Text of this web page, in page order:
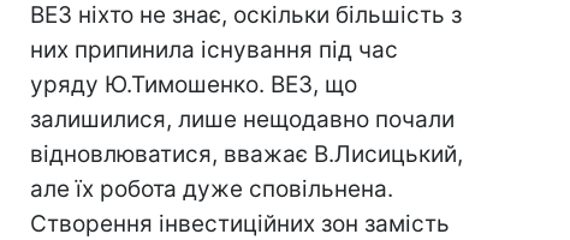
ВЕЗ ніхто не знає, оскільки більшість з
них припинила існування під час
уряду Ю.Тимошенко. ВЕЗ, що
залишилися, лише нещодавно почали
відновлюватися, вважає В.Лисицький,
але їх робота дуже сповільнена.
Створення інвестиційних зон замість